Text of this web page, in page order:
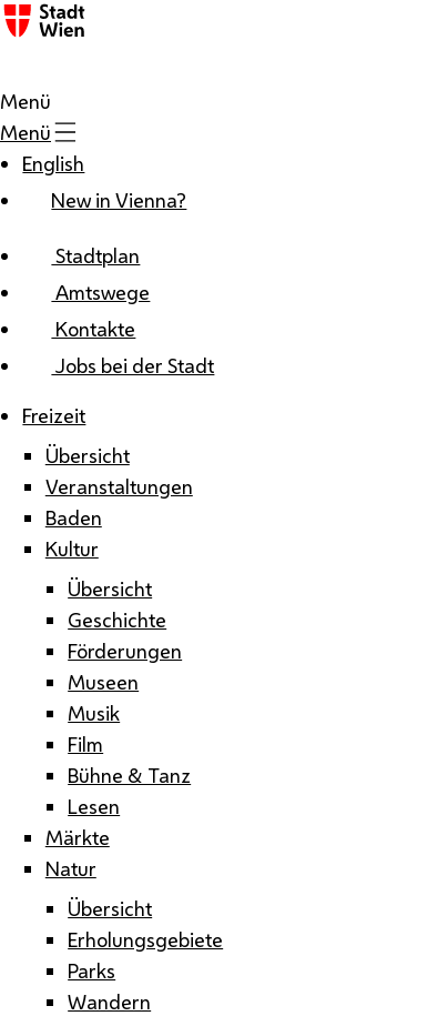
Zum Inhalt
Menü
Menü
English
New in Vienna?
Stadtplan
Amtswege
Kontakte
Jobs bei der Stadt
Freizeit
Übersicht
Veranstaltungen
Baden
Kultur
Übersicht
Geschichte
Förderungen
Museen
Musik
Film
Bühne & Tanz
Lesen
Märkte
Natur
Übersicht
Erholungsgebiete
Parks
Wandern